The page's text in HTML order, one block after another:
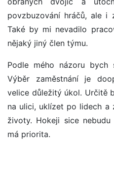
povzbuzování hráčů, ale i
Také by mi nevadilo
nějaký jiný člen týmu.
Podle mého názoru
Výběr zaměstnání je
velice důležitý úkol. Určitě
na ulici, uklízet po lidech a
životy. Hokeji sice
má priorita.